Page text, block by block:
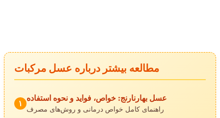
مطالعه بیشتر درباره عسل مرکبات
۱
عسل بهارنارنج: خواص، فواید و نحوه استفاده
راهنمای کامل خواص درمانی و روش‌های مصرف